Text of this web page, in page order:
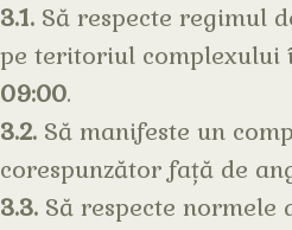
3.1. Să respecte regimul
pe teritoriul complexului
09:00.
3.2. Să manifeste un
corespunzător față de
3.3. Să respecte normele